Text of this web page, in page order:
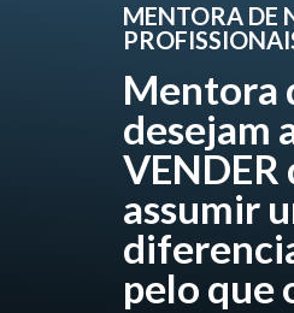
MENTORA DE
Mentora
desejam
assumir
pelo que